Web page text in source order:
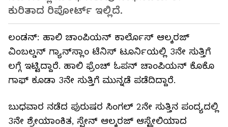
ಕುರಿತಾದ ರಿಪೋರ್ಟ್ ಇಲ್ಲಿದೆ.
ಲಂಡನ್: ಹಾಲಿ ಚಾಂಪಿಯನ್ ಕಾರ್ಲೊಸ್ ಆಲ್ಕರಜ್
ವಿಂಬಲ್ಡನ್ ಗ್ಯಾನ್‌ಸ್ಲಾಂ ಟೆನಿಸ್ ಟೂರ್ನಿಯಲ್ಲಿ 3ನೇ ಸುತ್ತಿಗೆ
ಲಗ್ಗೆ ಇಟ್ಟಿದ್ದಾರೆ. ಹಾಲಿ ಫ್ರೆಂಚ್ ಓಪನ್ ಚಾಂಪಿಯನ್ ಕೊಕೊ
ಗಾಫ್ ಕೂಡಾ 3ನೇ ಸುತ್ತಿಗೆ ಮುನ್ನಡೆ ಪಡೆದಿದ್ದಾರೆ.
ಬುಧವಾರ ನಡೆದ ಪುರುಷರ ಸಿಂಗಲ್ 2ನೇ ಸುತ್ತಿನ ಪಂದ್ಯದಲ್ಲಿ
3ನೇ ಶ್ರೇಯಾಂಕಿತ, ಸ್ಪೇನ್ ಆಲ್ಕರಜ್ ಆಸ್ಟ್ರೇಲಿಯಾದ